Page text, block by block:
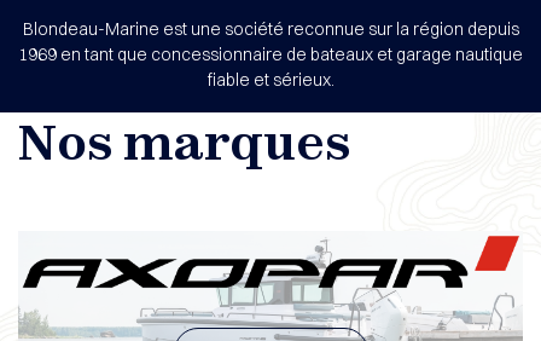
Blondeau-Marine est une société reconnue sur la région depuis
1969 en tant que concessionnaire de bateaux et garage nautique
fiable et sérieux.
Nos marques